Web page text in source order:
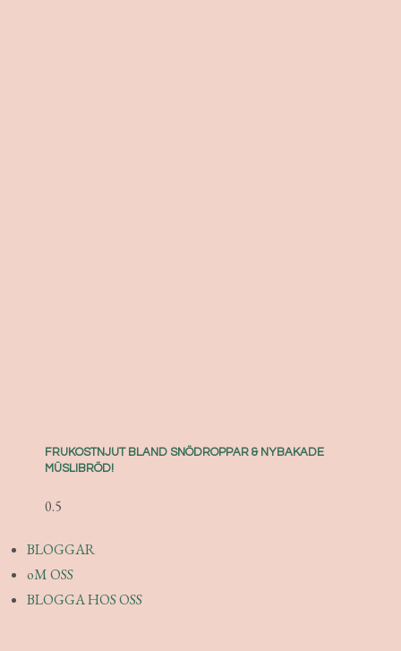
FRUKOSTNJUT BLAND SNÖDROPPAR & NYBAKADE
MÜSLIBRÖD!
BLOGGAR
oM OSS
BLOGGA HOS OSS